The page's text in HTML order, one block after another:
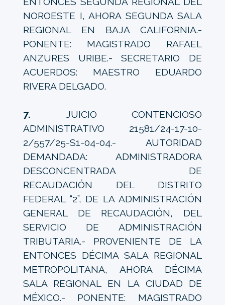
NOROESTE I, AHORA SEGUNDA SALA
REGIONAL EN BAJA CALIFORNIA.-
PONENTE: MAGISTRADO RAFAEL
ANZURES URIBE.- SECRETARIO DE
ACUERDOS: MAESTRO EDUARDO
RIVERA DELGADO.
7. JUICIO CONTENCIOSO
ADMINISTRATIVO 21581/24-17-10-
2/557/25-S1-04-04.- AUTORIDAD
DEMANDADA: ADMINISTRADORA
DESCONCENTRADA DE
RECAUDACIÓN DEL DISTRITO
FEDERAL “2”, DE LA ADMINISTRACIÓN
GENERAL DE RECAUDACIÓN, DEL
SERVICIO DE ADMINISTRACIÓN
TRIBUTARIA.- PROVENIENTE DE LA
ENTONCES DÉCIMA SALA REGIONAL
METROPOLITANA, AHORA DÉCIMA
SALA REGIONAL EN LA CIUDAD DE
MÉXICO.- PONENTE: MAGISTRADO